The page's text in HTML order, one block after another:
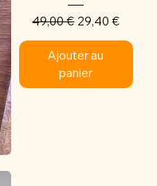
Prix original
49,00 € Prix
29,40 €
Ajouter au
panier